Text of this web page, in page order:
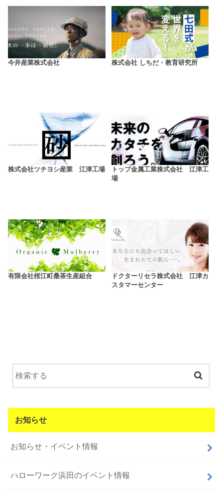
今井産業株式会社 株式会社 しちだ・教育研究所
株式会社ツチヨシ産業 江津工場
トップ金属工業株式会社 江津工
場
有限会社桜江町桑茶生産組合
ドクターリセラ株式会社 江津カ
スタマーセンター
お知らせ
お知らせ・イベント情報
ハローワーク浜田のイベント情報